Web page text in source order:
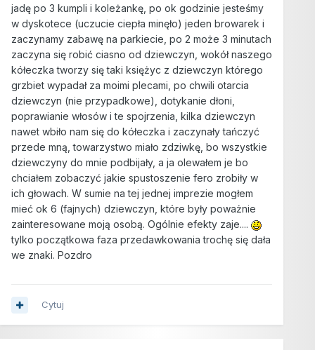
jadę po 3 kumpli i koleżankę, po ok godzinie jesteśmy
w dyskotece (uczucie ciepła minęło) jeden browarek i
zaczynamy zabawę na parkiecie, po 2 może 3 minutach
zaczyna się robić ciasno od dziewczyn, wokół naszego
kółeczka tworzy się taki księżyc z dziewczyn którego
grzbiet wypadał za moimi plecami, po chwili otarcia
dziewczyn (nie przypadkowe), dotykanie dłoni,
poprawianie włosów i te spojrzenia, kilka dziewczyn
nawet wbiło nam się do kółeczka i zaczynały tańczyć
przede mną, towarzystwo miało zdziwkę, bo wszystkie
dziewczyny do mnie podbijały, a ja olewałem je bo
chciałem zobaczyć jakie spustoszenie fero zrobiły w
ich głowach. W sumie na tej jednej imprezie mogłem
mieć ok 6 (fajnych) dziewczyn, które były poważnie
zainteresowane moją osobą. Ogólnie efekty zaje....
tylko początkowa faza przedawkowania trochę się dała
we znaki. Pozdro
Cytuj